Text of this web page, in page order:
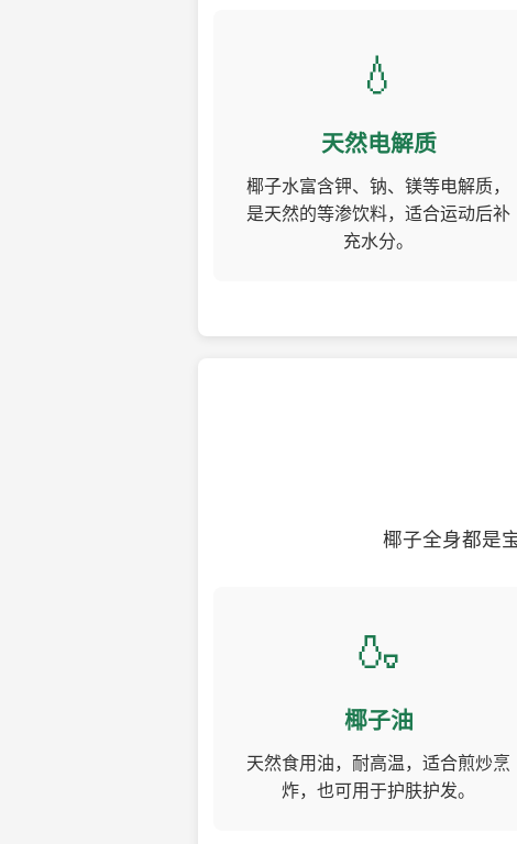
💧
天然电解质
椰子水富含钾、钠、镁等电解质，
是天然的等渗饮料，适合运动后补
充水分。
椰子全身都是
🍶
椰子油
天然食用油，耐高温，适合煎炒烹
炸，也可用于护肤护发。